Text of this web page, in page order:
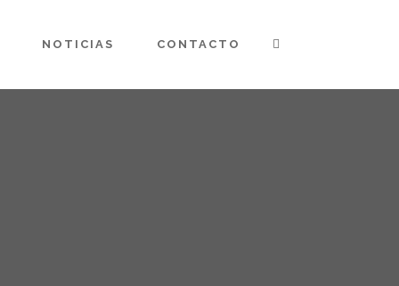
NOTICIAS CONTACTO